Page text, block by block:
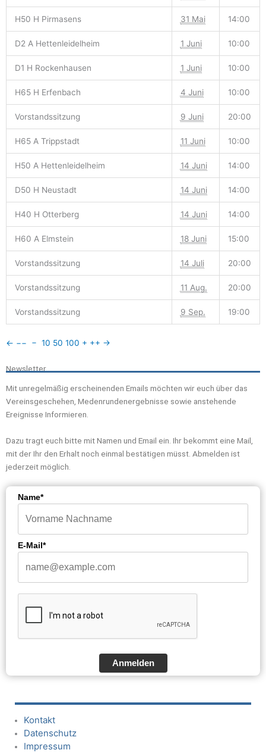
H50 H Pirmasens 31 Mai 14:00
D2 A Hettenleidelheim 1 Juni 10:00
D1 H Rockenhausen 1 Juni 10:00
H65 H Erfenbach 4 Juni 10:00
Vorstandssitzung 9 Juni 20:00
H65 A Trippstadt 11 Juni 10:00
H50 A Hettenleidelheim 14 Juni 14:00
D50 H Neustadt 14 Juni 14:00
H40 H Otterberg 14 Juni 14:00
H60 A Elmstein 18 Juni 15:00
Vorstandssitzung 14 Juli 20:00
Vorstandssitzung 11 Aug. 20:00
Vorstandssitzung 9 Sep. 19:00
← −− − 10 50 100 + ++ →
Newsletter
Mit unregelmäßig erscheinenden Emails möchten wir euch über das
Vereinsgeschehen, Medenrundenergebnisse sowie anstehende
Ereignisse Informieren.
Dazu tragt euch bitte mit Namen und Email ein. Ihr bekommt eine Mail,
mit der Ihr den Erhalt noch einmal bestätigen müsst. Abmelden ist
jederzeit möglich.
Name*
E-Mail*
Anmelden
Kontakt
Datenschutz
Impressum